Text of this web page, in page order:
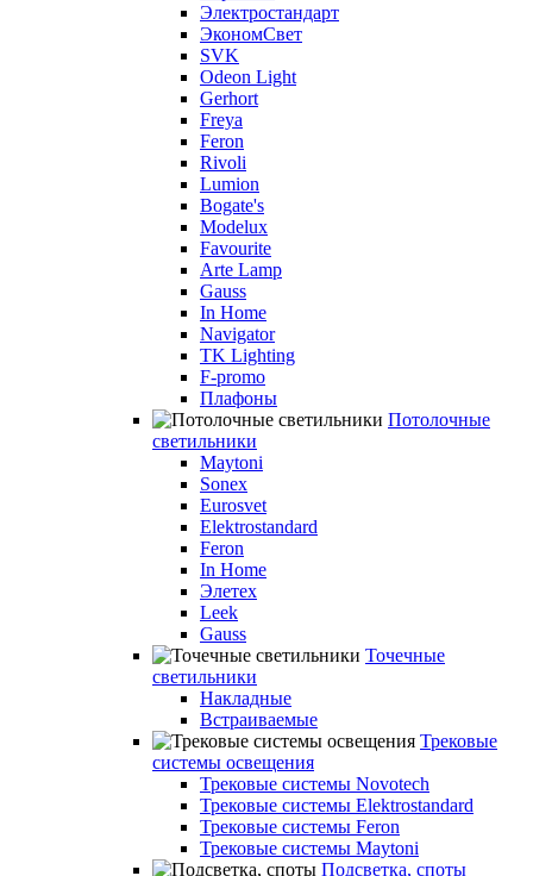
Электростандарт
ЭкономСвет
SVK
Odeon Light
Gerhort
Freya
Feron
Rivoli
Lumion
Bogate's
Modelux
Favourite
Arte Lamp
Gauss
In Home
Navigator
TK Lighting
F-promo
Плафоны
Потолочные
светильники
Maytoni
Sonex
Eurosvet
Elektrostandard
Feron
In Home
Элетех
Leek
Gauss
Точечные
светильники
Накладные
Встраиваемые
Трековые
системы освещения
Трековые системы Novotech
Трековые системы Elektrostandard
Трековые системы Feron
Трековые системы Maytoni
Подсветка, споты